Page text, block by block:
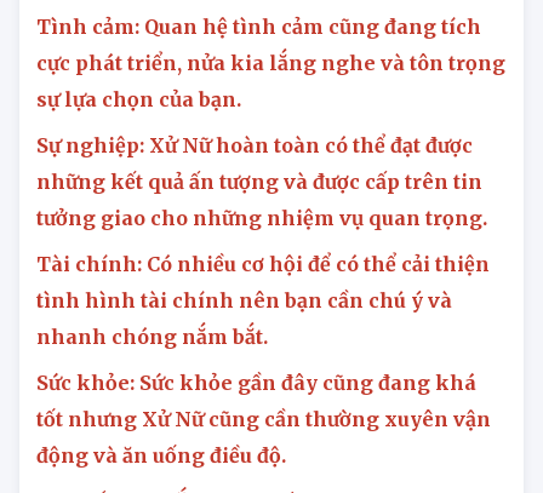
Xử Nữ(23/8 – 22/9)
Tình cảm: Quan hệ tình cảm cũng đang tích
cực phát triển, nửa kia lắng nghe và tôn trọng
sự lựa chọn của bạn.
Sự nghiệp: Xử Nữ hoàn toàn có thể đạt được
những kết quả ấn tượng và được cấp trên tin
tưởng giao cho những nhiệm vụ quan trọng.
Tài chính: Có nhiều cơ hội để có thể cải thiện
tình hình tài chính nên bạn cần chú ý và
nhanh chóng nắm bắt.
Sức khỏe: Sức khỏe gần đây cũng đang khá
tốt nhưng Xử Nữ cũng cần thường xuyên vận